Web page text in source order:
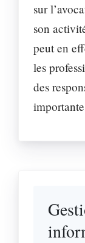
sur
son
peut en
les
des